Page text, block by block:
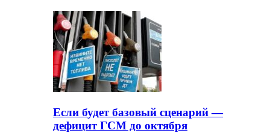
Если будет базовый сценарий —
дефицит ГСМ до октября